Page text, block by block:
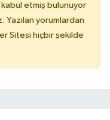
kabul etmiş bulunuyor
Yazılan yorumlardan
Sitesi hiçbir şekilde